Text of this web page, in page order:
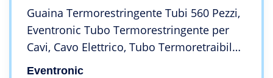
Guaina Termorestringente Tubi 560 Pezzi,
Eventronic Tubo Termorestringente per
Cavi, Cavo Elettrico, Tubo Termoretraibile,
Kit Tubo Termorestringente per
Eventronic